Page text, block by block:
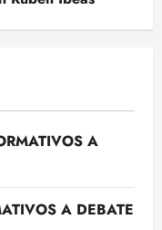
A
A DEBATE